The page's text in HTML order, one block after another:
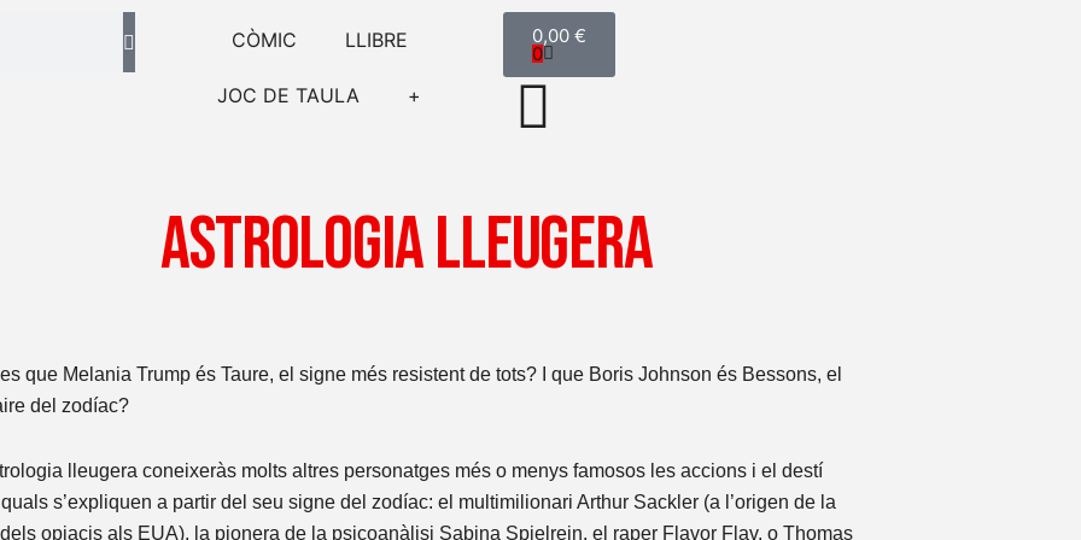
CÒMIC
LLIBRE
JOC DE TAULA +
0,00 €
0
Cistella
Astrologia Lleugera
que Melania Trump és Taure, el signe més resistent de tots? I que Boris Johnson és Bessons, el
del zodíac?
lleugera coneixeràs molts altres personatges més o menys famosos les accions i el destí
s’expliquen a partir del seu signe del zodíac: el multimilionari Arthur Sackler (a l’origen de la
opiacis als EUA), la pionera de la psicoanàlisi Sabina Spielrein, el raper Flavor Flav, o Thomas